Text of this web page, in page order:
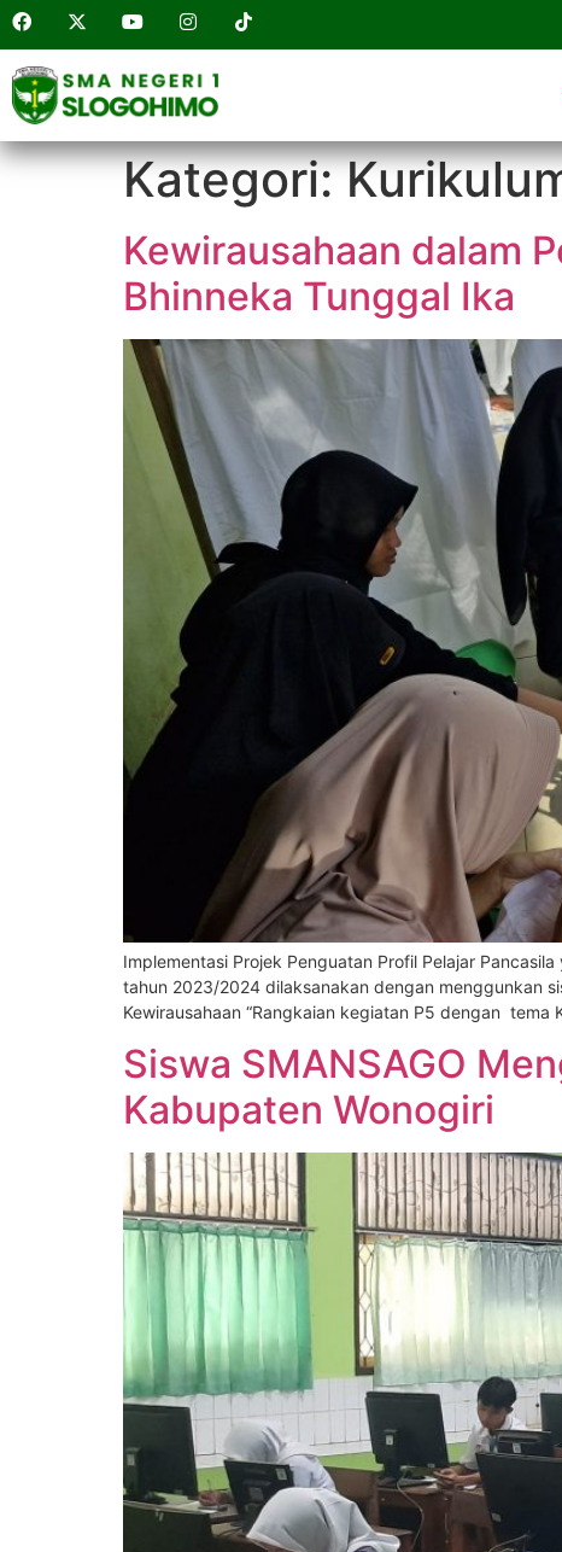
Kategori:
Kewirausahaan dalam
Bhinneka Tunggal Ika
Implementasi Projek Penguatan Profil Pelajar
tahun 2023/2024 dilaksanakan dengan menggunkan
Kewirausahaan “Rangkaian kegiatan P5 dengan
Siswa SMANSAGO
Kabupaten Wonogiri